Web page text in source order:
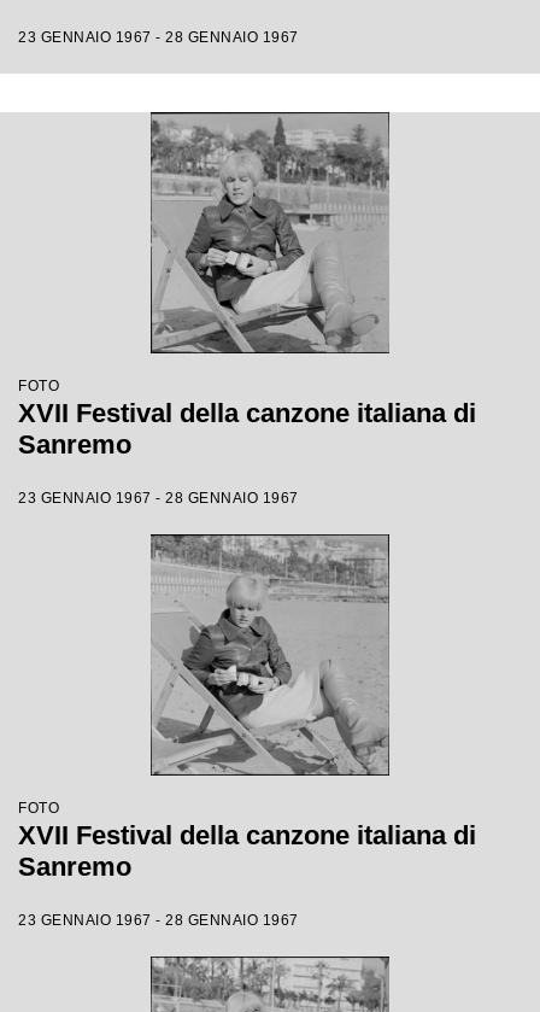
23 GENNAIO 1967 - 28 GENNAIO 1967
FOTO
XVII Festival della canzone italiana di
Sanremo
23 GENNAIO 1967 - 28 GENNAIO 1967
FOTO
XVII Festival della canzone italiana di
Sanremo
23 GENNAIO 1967 - 28 GENNAIO 1967